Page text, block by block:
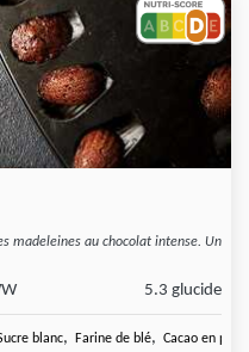
madeleines au chocolat intense. Un
5.3 glucide
blanc, Farine de blé, Cacao en